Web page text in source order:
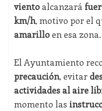
vientoalcanzará
km/h, motivo por el
amarilloen esa zona.
El Ayuntamiento
precaución, evitar
actividades al aire
momento las